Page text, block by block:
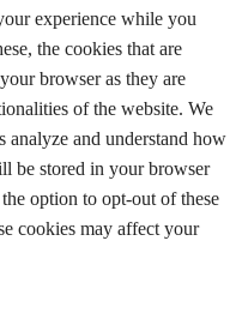
experience while you
the cookies that are
browser as they are
of the website. We
analyze and understand how
be stored in your browser
option to opt-out of these
cookies may affect your